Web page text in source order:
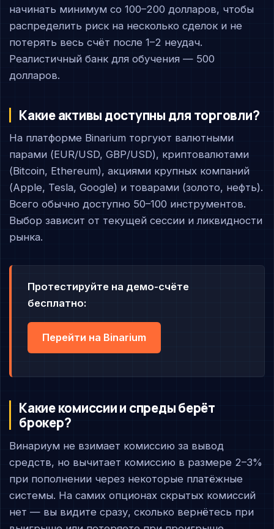
начинать минимум со 100–200 долларов, чтобы
распределить риск на несколько сделок и не
потерять весь счёт после 1–2 неудач.
Реалистичный банк для обучения — 500
долларов.
Какие активы доступны для торговли?
На платформе Binarium торгуют валютными
парами (EUR/USD, GBP/USD), криптовалютами
(Bitcoin, Ethereum), акциями крупных компаний
(Apple, Tesla, Google) и товарами (золото, нефть).
Всего обычно доступно 50–100 инструментов.
Выбор зависит от текущей сессии и ликвидности
рынка.
Протестируйте на демо-счёте
бесплатно:
Перейти на Binarium
Какие комиссии и спреды берёт
брокер?
Bинариум не взимает комиссию за вывод
средств, но вычитает комиссию в размере 2–3%
при пополнении через некоторые платёжные
системы. На самих опционах скрытых комиссий
нет — вы видите сразу, сколько вернётесь при